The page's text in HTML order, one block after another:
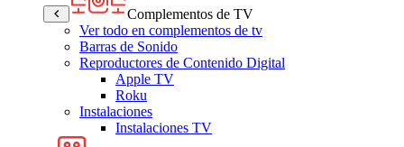
Complementos de TV
Ver todo en complementos de tv
Barras de Sonido
Reproductores de Contenido Digital
Apple TV
Roku
Instalaciones
Instalaciones TV